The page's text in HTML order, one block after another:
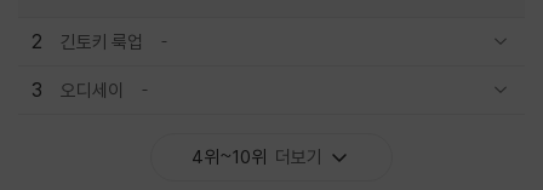
2 긴토키 룩업
3 오디세이
4위~10위 더보기